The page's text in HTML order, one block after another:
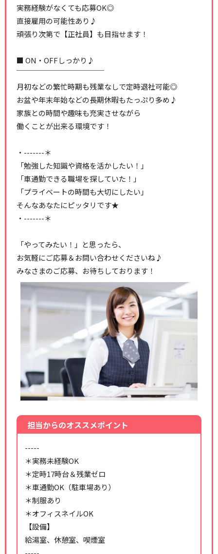
実務経験がなくても応募OK◎
直接雇用の可能性あり♪
頑張り次第で【正社員】も目指せます！
■ ON・OFFしっかり♪
￣￣￣￣￣￣￣￣￣￣￣￣
月初などの繁忙時期も残業なしで定時退社可能◎
お盆や年末年始などの長期休暇もたっぷり多め♪
家族との時間や趣味も充実させながら
働くことが出来る環境です！
・-------＊
「勉強した知識や資格を活かしたい！」
「車通勤できる職場を探していた！」
「プライベートの時間も大切にしたい」
そんなあなたにピッタリです★
・-------＊
「やってみたい！」と思ったら、
お気軽にご応募＆お問い合わせくださいね♪
みなさまのご応募、お待ちしております！
担当からのオススメポイント
-----
＊実務未経験OK
＊定時17時台＆残業ゼロ
＊車通勤OK（駐車場あり）
＊制服あり
＊オフィスネイルOK
【設備】
給湯室、休憩室、喫煙室